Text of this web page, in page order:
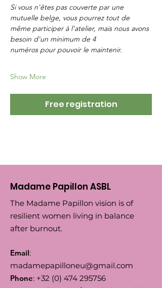
Si vous n'êtes pas couverte par une
mutuelle belge, vous pourrez tout de
même participer à l'atelier, mais nous avons
besoin d'un minimum de 4
numéros pour pouvoir le maintenir.
Show More
Free registration
Madame Papillon ASBL
The Madame Papillon vision is of
resilient women living in balance
after burnout.
Email:
madamepapilloneu@gmail.com
Phone: +32 (0) 474 295756